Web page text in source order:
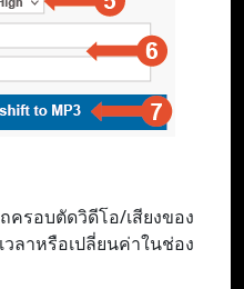
รอบตัดวิดีโอ/เสียงของ
ลาหรือเปลี่ยนค่าในช่อง